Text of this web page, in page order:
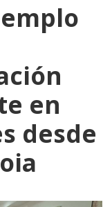
en
desde